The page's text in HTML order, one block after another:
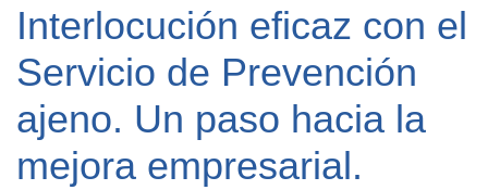
Interlocución eficaz con el
Servicio de Prevención
ajeno. Un paso hacia la
mejora empresarial.